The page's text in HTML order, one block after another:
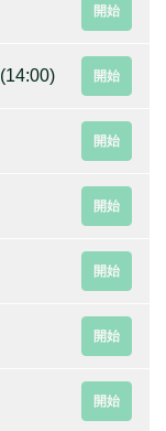
開始
(14:00) 開始
開始
開始
開始
開始
開始